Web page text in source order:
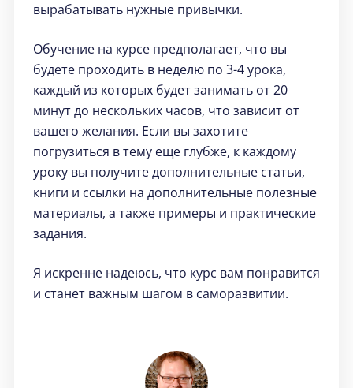
вырабатывать нужные привычки.
Обучение на курсе предполагает, что вы
будете проходить в неделю по 3-4 урока,
каждый из которых будет занимать от 20
минут до нескольких часов, что зависит от
вашего желания. Если вы захотите
погрузиться в тему еще глубже, к каждому
уроку вы получите дополнительные статьи,
книги и ссылки на дополнительные полезные
материалы, а также примеры и практические
задания.
Я искренне надеюсь, что курс вам понравится
и станет важным шагом в саморазвитии.